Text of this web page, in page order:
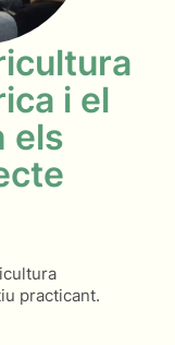
i el
els
practicant.